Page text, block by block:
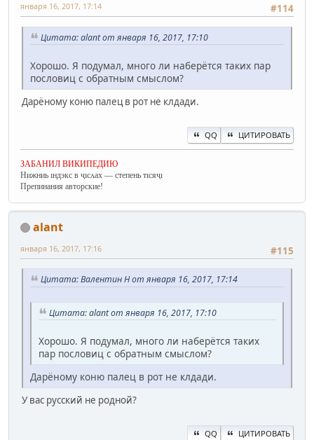
#114
января 16, 2017, 17:14
Цитата: alant от января 16, 2017, 17:10
Хорошо. Я подумал, много ли наберётся таких пар
пословиц с обратным смыслом?
Дарёному коню палец в рот не клдади.
QQ ЦИТИРОВАТЬ
ЗАБАНИЛ ВИКИПЕДИЮ
Нижниь ıндэкс в ҷıсʌах — степень тıсяҷı
Препинания авторские!
alant
#115
января 16, 2017, 17:16
Цитата: Валентин Н от января 16, 2017, 17:14
Цитата: alant от января 16, 2017, 17:10
Хорошо. Я подумал, много ли наберётся таких
пар пословиц с обратным смыслом?
Дарёному коню палец в рот не клдади.
У вас русский не родной?
QQ ЦИТИРОВАТЬ